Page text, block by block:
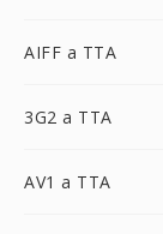
AIFF a TTA
3G2 a TTA
AV1 a TTA